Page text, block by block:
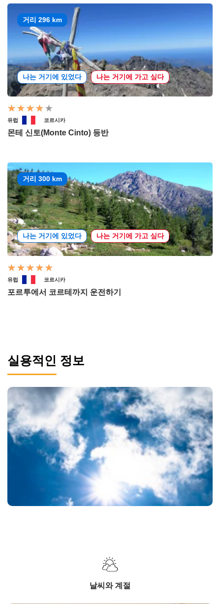
거리 296 km
나는 거기에 있었다 나는 거기에 가고 싶다
유럽 코르시카
몬테 신토(Monte Cinto) 등반
거리 300 km
나는 거기에 있었다 나는 거기에 가고 싶다
유럽 코르시카
포르투에서 코르테까지 운전하기
실용적인 정보
날씨와 계절